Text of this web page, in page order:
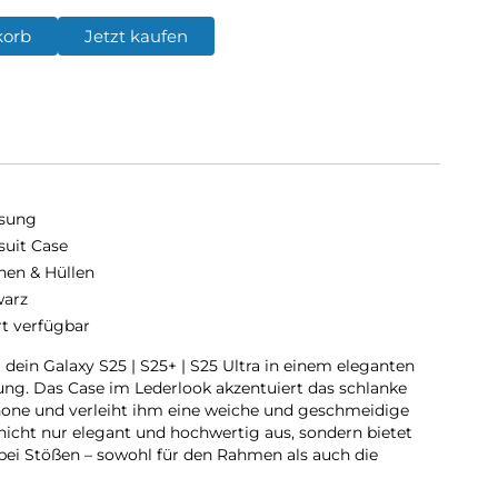
Jetzt kaufen
Case
& Hüllen
verfügbar
Galaxy S25 | S25+ | S25 Ultra in einem eleganten
Das Case im Lederlook akzentuiert das schlanke
und verleiht ihm eine weiche und geschmeidige
nur elegant und hochwertig aus, sondern bietet
Stößen – sowohl für den Rahmen als auch die